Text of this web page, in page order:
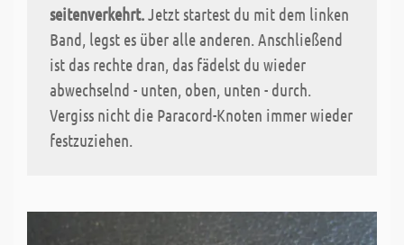
seitenverkehrt.Jetzt startest du mit dem linken
Band, legst es über alle anderen. Anschließend
ist das rechte dran, das fädelst du wieder
abwechselnd - unten, oben, unten - durch.
Vergiss nicht die Paracord-Knoten immer wieder
festzuziehen.